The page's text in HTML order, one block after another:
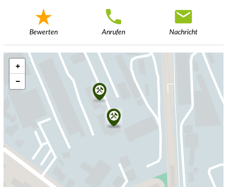
Bewerten Anrufen Nachricht
+
−